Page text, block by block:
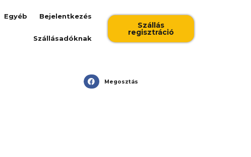
Egyéb Bejelentkezés
Szállásadóknak
Szállás
regisztráció
Megosztás